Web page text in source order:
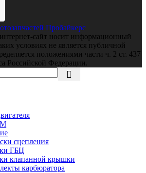
Пробайкерс
сайт носит информационный
условиях не является публичной
положениями части ч. 2 ст. 437
Российской Федерации.
сцепления
ГБЦ
клапанной крышки
карбюратора